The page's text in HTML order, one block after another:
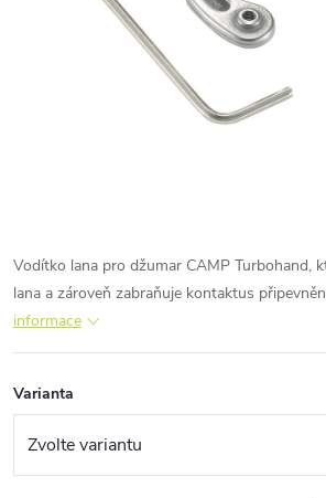
Vodítko lana pro džumar CAMP Turbohand,
lana a zároveň zabraňuje kontaktus
informace
Varianta